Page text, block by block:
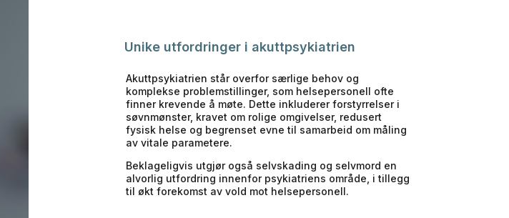
Unike utfordringer i akuttpsykiatrien
Akuttpsykiatrien står overfor særlige behov og
komplekse problemstillinger, som helsepersonell ofte
finner krevende å møte. Dette inkluderer forstyrrelser i
søvnmønster, kravet om rolige omgivelser, redusert
fysisk helse og begrenset evne til samarbeid om måling
av vitale parametere.
Beklageligvis utgjør også selvskading og selvmord en
alvorlig utfordring innenfor psykiatriens område, i tillegg
til økt forekomst av vold mot helsepersonell.